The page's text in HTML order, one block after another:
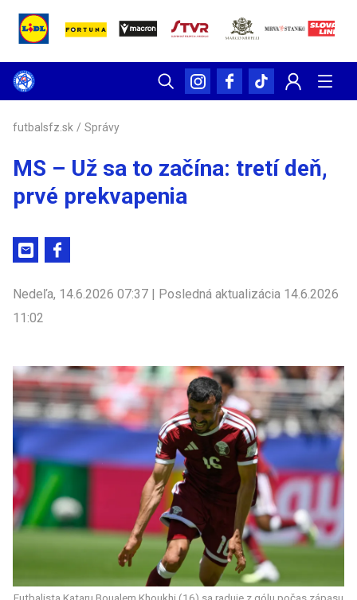
futbalsfz.sk / Správy
MS – Už sa to začína: tretí deň,
prvé prekvapenia
Nedeľa, 14.6.2026 07:37 | Posledná aktualizácia 14.6.2026
11:02